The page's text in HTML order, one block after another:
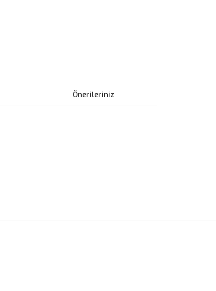
Önerileriniz